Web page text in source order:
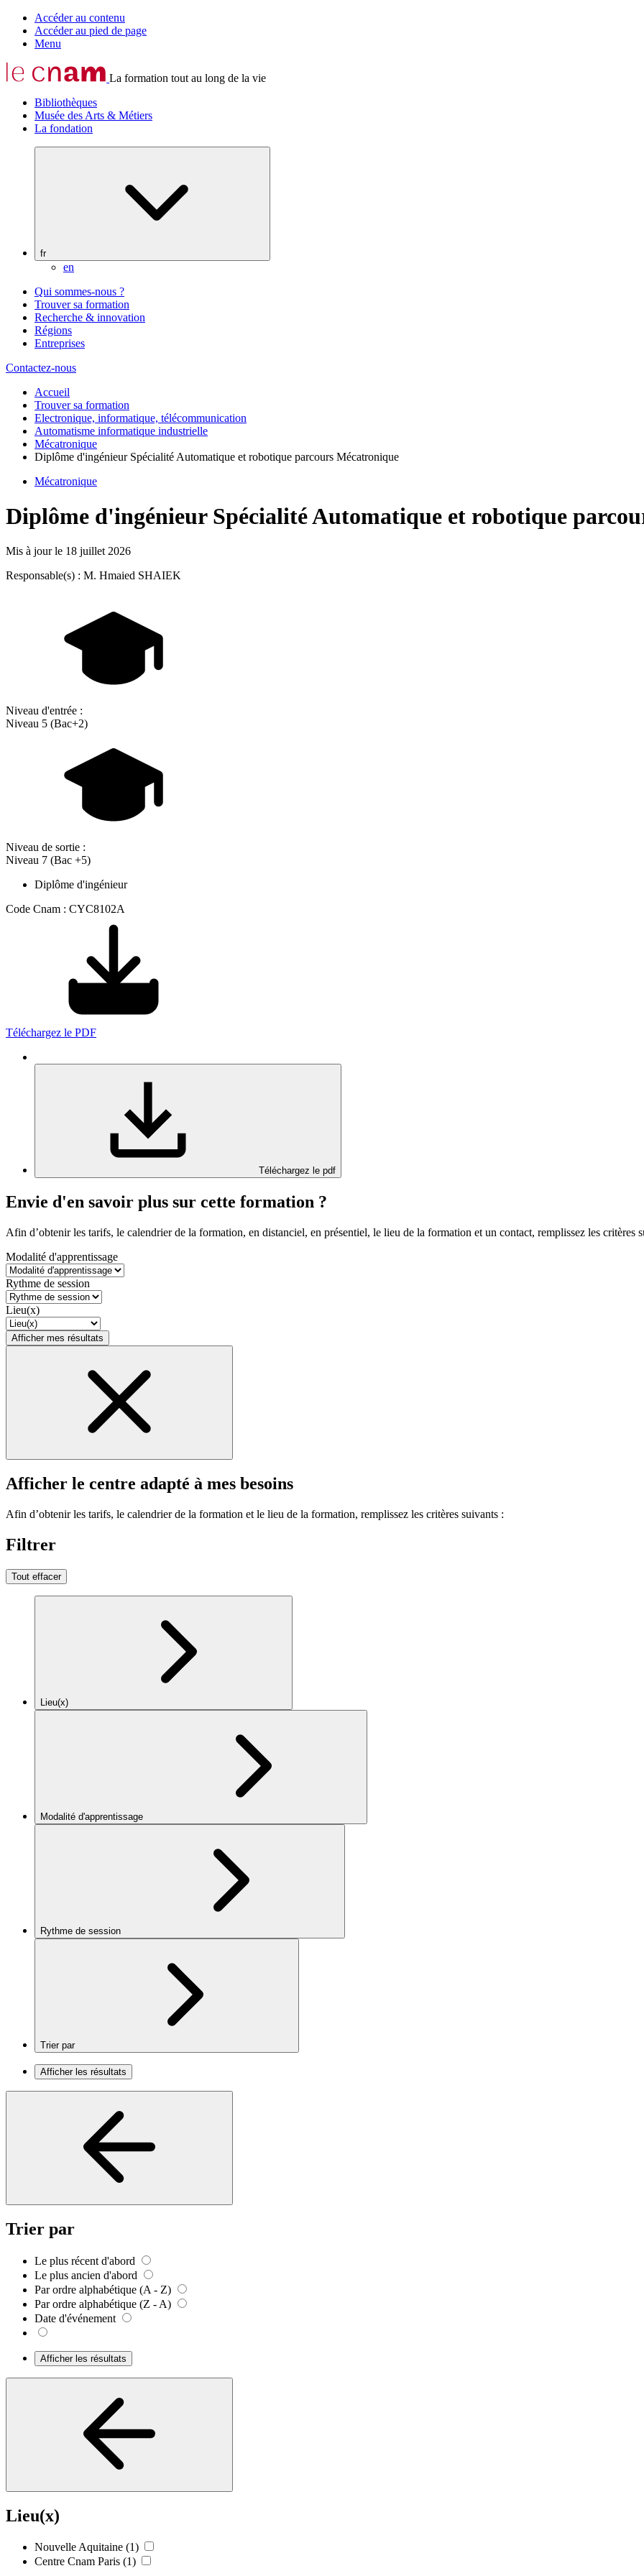
Accéder au contenu
Accéder au pied de page
Menu
La formation tout au long de la vie
Bibliothèques
Musée des Arts & Métiers
La fondation
fr
en
Qui sommes-nous ?
Trouver sa formation
Recherche & innovation
Régions
Entreprises
Contactez-nous
Accueil
Trouver sa formation
Electronique, informatique, télécommunication
Automatisme informatique industrielle
Mécatronique
Diplôme d'ingénieur Spécialité Automatique et robotique parcours Mécatronique
Mécatronique
Diplôme d'ingénieur Spécialité Automatique et robotique
Mis à jour le 18 juillet 2026
Responsable(s) : M. Hmaied SHAIEK
Niveau d'entrée :
Niveau 5 (Bac+2)
Niveau de sortie :
Niveau 7 (Bac +5)
Diplôme d'ingénieur
Code Cnam : CYC8102A
Téléchargez le PDF
Téléchargez le pdf
Envie d'en savoir plus sur cette formation ?
Afin d’obtenir les tarifs, le calendrier de la formation, en distanciel, en présentiel, le lieu de la formation et un contact, remplissez les critères
Modalité d'apprentissage
Rythme de session
Lieu(x)
Afficher mes résultats
Afficher le centre adapté à mes besoins
Afin d’obtenir les tarifs, le calendrier de la formation et le lieu de la formation, remplissez les critères suivants :
Filtrer
Tout effacer
Lieu(x)
Modalité d'apprentissage
Rythme de session
Trier par
Afficher les résultats
Trier par
Le plus récent d'abord
Le plus ancien d'abord
Par ordre alphabétique (A - Z)
Par ordre alphabétique (Z - A)
Date d'événement
Afficher les résultats
Lieu(x)
Nouvelle Aquitaine (1)
Centre Cnam Paris (1)